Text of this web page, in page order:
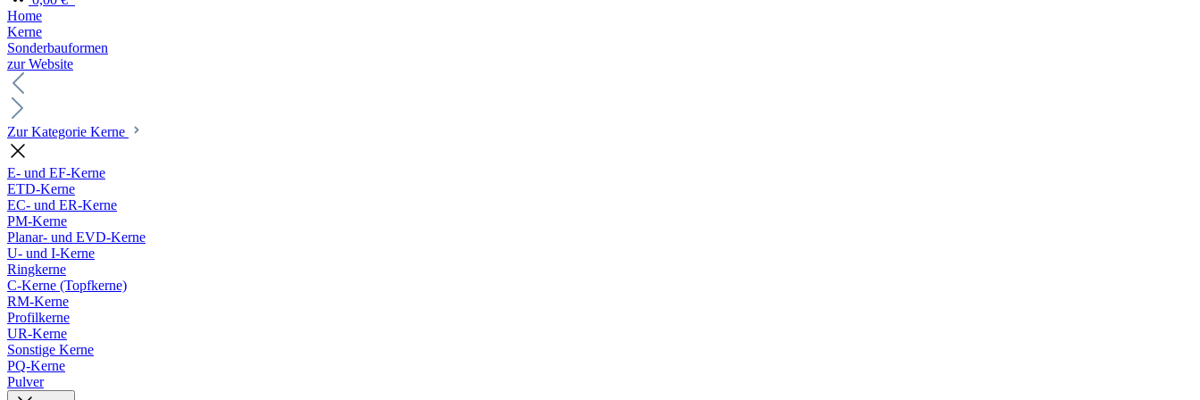
Home
Kerne
Sonderbauformen
zur Website
Zur Kategorie Kerne
E- und EF-Kerne
ETD-Kerne
EC- und ER-Kerne
PM-Kerne
Planar- und EVD-Kerne
U- und I-Kerne
Ringkerne
C-Kerne (Topfkerne)
RM-Kerne
Profilkerne
UR-Kerne
Sonstige Kerne
PQ-Kerne
Pulver